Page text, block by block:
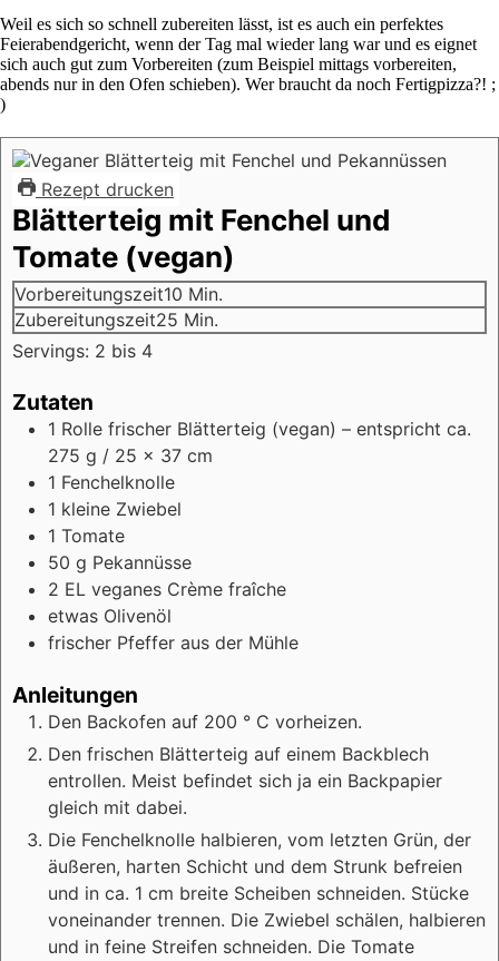
Weil es sich so schnell zubereiten lässt, ist es auch ein perfektes
Feierabendgericht, wenn der Tag mal wieder lang war und es eignet
sich auch gut zum Vorbereiten (zum Beispiel mittags vorbereiten,
abends nur in den Ofen schieben). Wer braucht da noch Fertigpizza?! ;
)
Rezept drucken
Blätterteig mit Fenchel und
Tomate (vegan)
Vorbereitungszeit10 Minuten
Min.
Zubereitungszeit25 Minuten
Min.
Servings: 2 bis 4
Zutaten
1 Rolle frischer Blätterteig (vegan) – entspricht ca.
275 g / 25 x 37 cm
1 Fenchelknolle
1 kleine Zwiebel
1 Tomate
50 g Pekannüsse
2 EL veganes Crème fraîche
etwas Olivenöl
frischer Pfeffer aus der Mühle
Anleitungen
Den Backofen auf 200 ° C vorheizen.
Den frischen Blätterteig auf einem Backblech
entrollen. Meist befindet sich ja ein Backpapier
gleich mit dabei.
Die Fenchelknolle halbieren, vom letzten Grün, der
äußeren, harten Schicht und dem Strunk befreien
und in ca. 1 cm breite Scheiben schneiden. Stücke
voneinander trennen. Die Zwiebel schälen, halbieren
und in feine Streifen schneiden. Die Tomate